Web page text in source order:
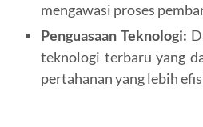
mengawasi proses
Penguasaan Teknologi:
teknologi terbaru yang
pertahanan yang lebih